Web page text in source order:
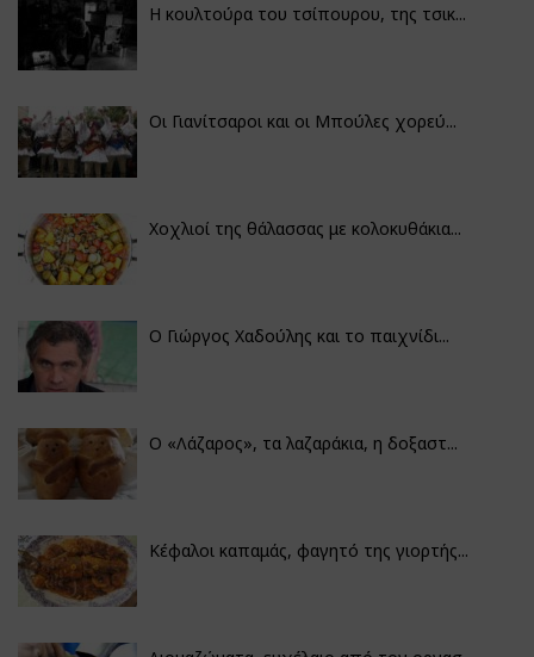
Η κουλτούρα του τσίπουρου, της τσικ...
Οι Γιανίτσαροι και οι Μπούλες χορεύ...
Χοχλιοί της θάλασσας με κολοκυθάκια...
Ο Γιώργος Χαδούλης και το παιχνίδι...
Ο «Λάζαρος», τα λαζαράκια, η δοξαστ...
Κέφαλοι καπαμάς, φαγητό της γιορτής...